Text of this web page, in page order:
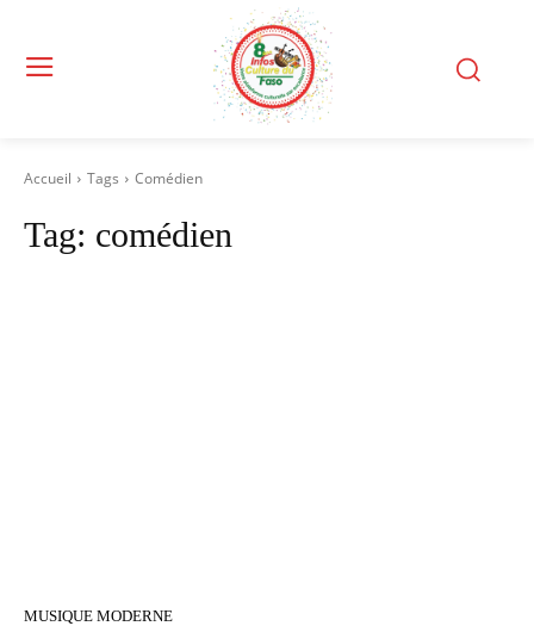
Accueil Tags Comédien
Tag: comédien
MUSIQUE MODERNE